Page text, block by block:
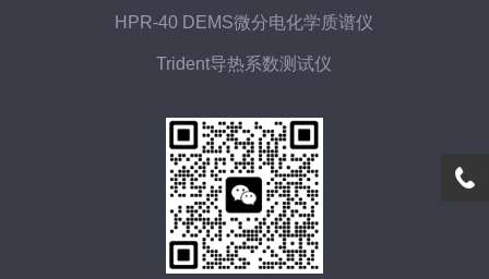
HPR-40 DEMS微分电化学质谱仪
Trident导热系数测试仪